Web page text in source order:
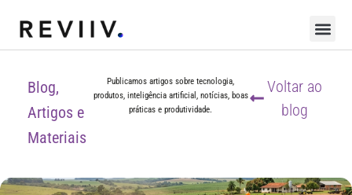
Blog,
Artigos e
Materiais
Publicamos artigos sobre tecnologia,
produtos, inteligência artificial, notícias, boas
práticas e produtividade.
Voltar ao
blog